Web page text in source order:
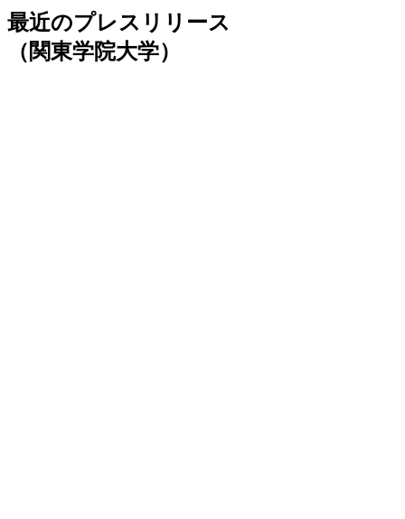
最近のプレスリリース
（関東学院大学）